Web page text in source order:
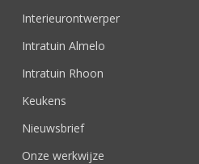
Interieurontwerper
Intratuin Almelo
Intratuin Rhoon
Keukens
Nieuwsbrief
Onze werkwijze